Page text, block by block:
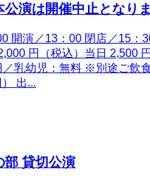
演は開催中止となり
開演／13：00 閉店／15：
円（税込）当日 2,500
／乳幼児：無料 ※別途ご飲
出...
部 貸切公演